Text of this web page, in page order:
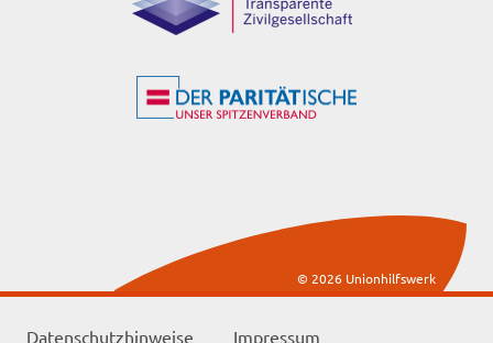
© 2026 Unionhilfswerk
Datenschutzhinweise Impressum